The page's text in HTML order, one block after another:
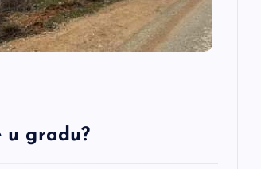
u gradu?